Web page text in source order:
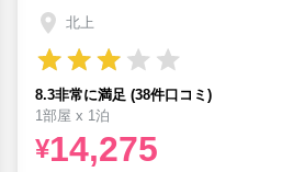
北上
8.3非常に満足 (38件口コミ)
1部屋 x 1泊
¥14,275